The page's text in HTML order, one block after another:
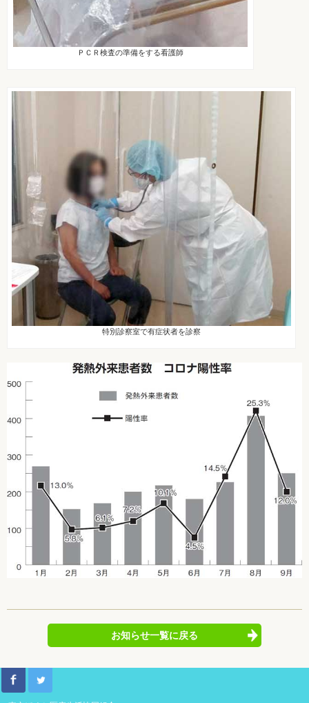
ＰＣＲ検査の準備をする看護師
特別診察室で有症状者を診察
お知らせ一覧に戻る